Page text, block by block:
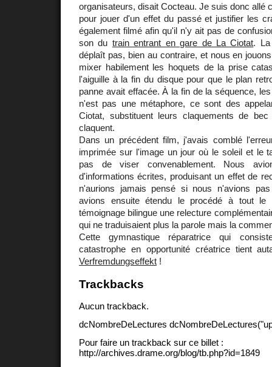
organisateurs, disait Cocteau. Je suis donc allé
pour jouer d'un effet du passé et justifier les
également filmé afin qu'il n'y ait pas de
son du train entrant en gare de La Ciotat. La
déplaît pas, bien au contraire, et nous en
mixer habilement les hoquets de la prise
l'aiguille à la fin du disque pour que le plan
panne avait effacée. À la fin de la séquence,
n'est pas une métaphore, ce sont des
Ciotat, substituent leurs claquements de
claquent.
Dans un précédent film, j'avais comblé
imprimée sur l'image un jour où le soleil et le
pas de viser convenablement. Nous
d'informations écrites, produisant un effet de
n'aurions jamais pensé si nous n'avions
avions ensuite étendu le procédé à tout le
témoignage bilingue une relecture
qui ne traduisaient plus la parole mais la
Cette gymnastique réparatrice qui
catastrophe en opportunité créatrice tient
Verfremdungseffekt !
Trackbacks
Aucun trackback.
dcNombreDeLectures
Pour faire un trackback sur ce billet :
http://archives.drame.org/blog/tb.php?id=1849